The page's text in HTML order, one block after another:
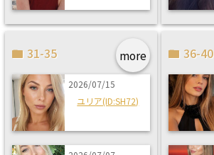
more
31-35
2026/07/15
ユリア(ID:SH72)
36-40